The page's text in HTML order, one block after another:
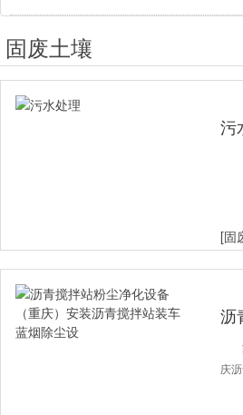
固废土壤
污
[固
沥
庆